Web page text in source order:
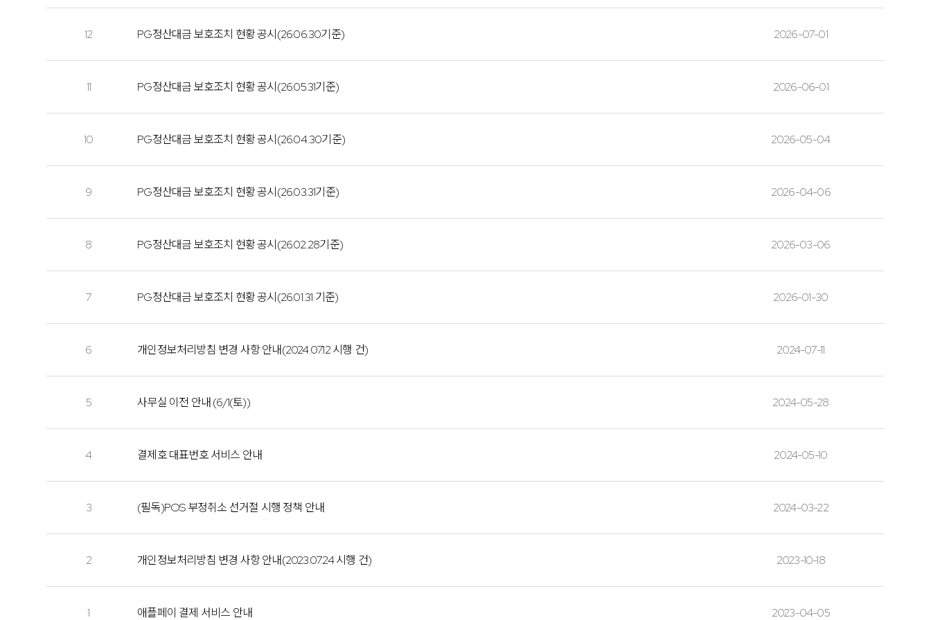
12 PG정산대금 보호조치 현황 공시(26.06.30기준) 2026-07-01
11 PG정산대금 보호조치 현황 공시(26.05.31기준) 2026-06-01
10 PG정산대금 보호조치 현황 공시(26.04.30기준) 2026-05-04
9 PG정산대금 보호조치 현황 공시(26.03.31기준) 2026-04-06
8 PG정산대금 보호조치 현황 공시(26.02.28기준) 2026-03-06
7 PG정산대금 보호조치 현황 공시(26.01.31 기준) 2026-01-30
6 개인정보처리방침 변경 사항 안내(2024.07.12 시행 건) 2024-07-11
5 사무실 이전 안내 (6/1(토)) 2024-05-28
4 결제호 대표번호 서비스 안내 2024-05-10
3 (필독)POS 부정취소 선거절 시행 정책 안내 2024-03-22
2 개인정보처리방침 변경 사항 안내(2023.07.24 시행 건) 2023-10-18
1 애플페이 결제 서비스 안내 2023-04-05